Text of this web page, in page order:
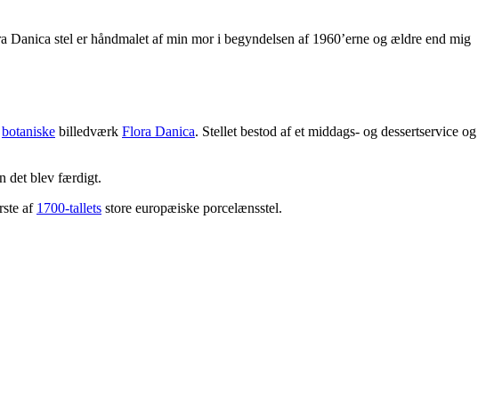
stel er håndmalet af min mor i begyndelsen af 1960’erne og ældre end mig
botaniske billedværk Flora Danica. Stellet bestod af et middags- og dessertservice og
det blev færdigt.
af 1700-tallets store europæiske porcelænsstel.